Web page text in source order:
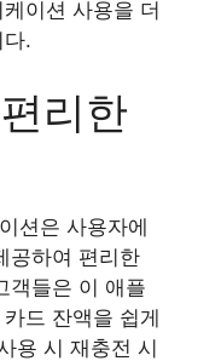
이션 사용을 더
.
리한
션은 사용자에
공하여 편리한
객들은 이 애플
드 잔액을 쉽게
용 시 재충전 시